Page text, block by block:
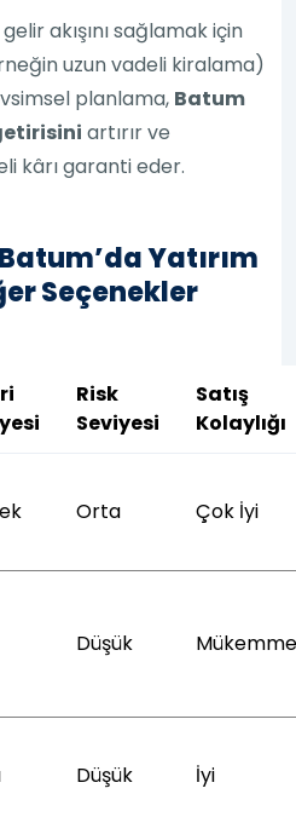
akışını sağlamak için
uzun vadeli kiralama)
planlama, Batum
artırır ve
kârı garanti eder.
Yatırım
Seçenekler
Risk
Seviyesi
Satış
Kolaylığı
Orta Çok İyi
Düşük
Düşük İyi